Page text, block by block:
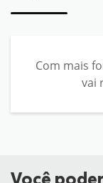
Com mais
vai
Você